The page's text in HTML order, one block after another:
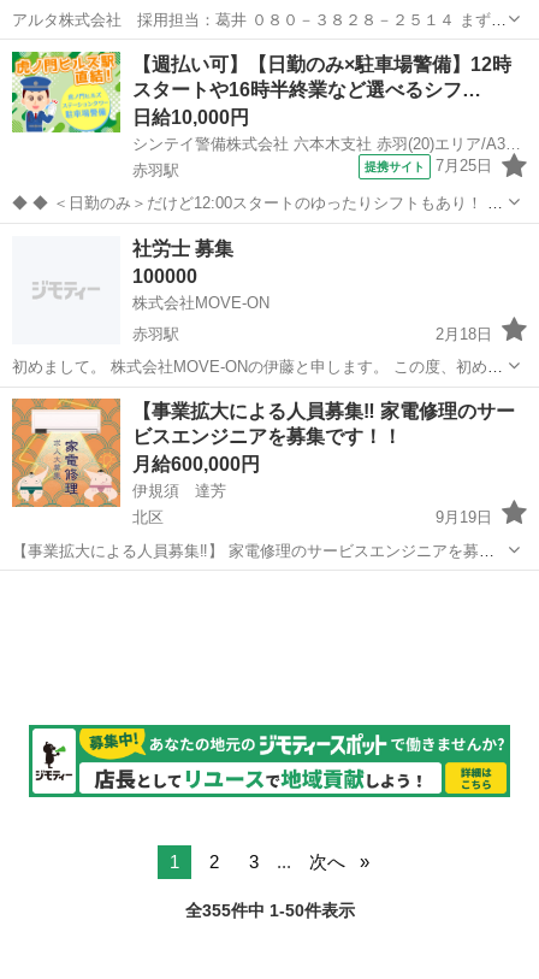
アルタ株式会社 採用担当：葛井 ０８０－３８２８－２５１４ まずは
上記電話番号にて業務内容の詳細をお伝えいたします。 ☆★☆メッセ
ージでの質問・応募は対応しておりません。☆★☆ ★業務内容： ・案
件が入った際に...
東京 北区 赤羽駅 その他 調査員
【週払い可】【日勤のみ×駐車場警備】12時
スタートや16時半終業など選べるシフ…
日給10,000円
シンテイ警備株式会社 六本木支社 赤羽(20)エリア/A3203200117
赤羽駅
提携サイト 7月25日
◆ ◆ ＜日勤のみ＞だけど12:00スタートのゆったりシフトもあり！ 4
パターンのシフトがあるから ライフスタイルに合わせて働ける♪ 虎ノ
門ヒルズ駅直結だから 雨でも濡れずに通勤できますよ！ ＼未経験スタ
ートでも大歓迎...
赤羽駅 警備員
社労士 募集
100000
株式会社MOVE-ON
赤羽駅
2月18日
初めまして。 株式会社MOVE-ONの伊藤と申します。 この度、初めて
社員の雇用を考えており 労働条件通知書、雇用契約書、社会保険届、
労働保険の手続き、所得税と住民税の手続き、法定三帳簿の作成、 給
料計算など 対応できる社...
東京 北区 赤羽駅 その他 社労士
【事業拡大による人員募集‼️ 家電修理のサー
ビスエンジニアを募集です！！
月給600,000円
伊規須 達芳
北区
9月19日
【事業拡大による人員募集‼️】 家電修理のサービスエンジニアを募集
です。 やればやるだけ収入アップ！ 正社員経験がない方でも活躍され
1 2 3 ... 次へ
全355件中 1-50件表示